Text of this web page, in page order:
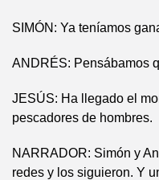
SIMÓN: Ya teníamos
ANDRÉS: Pensábamos
JESÚS: Ha llegado el
pescadores de hombres.
NARRADOR: Simón y
redes y los siguieron. Y